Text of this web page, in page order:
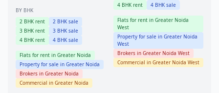
BY BHK
2 BHK rent 2 BHK sale
3 BHK rent 3 BHK sale
4 BHK rent 4 BHK sale
Flats for rent in Greater Noida
Property for sale in Greater Noida
Brokers in Greater Noida
Commercial in Greater Noida
4 BHK rent 4 BHK sale
Flats for rent in Greater Noida
West
Property for sale in Greater Noida
West
Brokers in Greater Noida West
Commercial in Greater Noida West